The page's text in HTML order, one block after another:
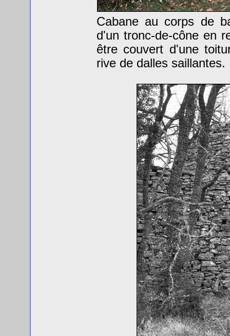
Cabane au corps de
d'un tronc-de-cône en
être couvert d'une
rive de dalles saillantes.